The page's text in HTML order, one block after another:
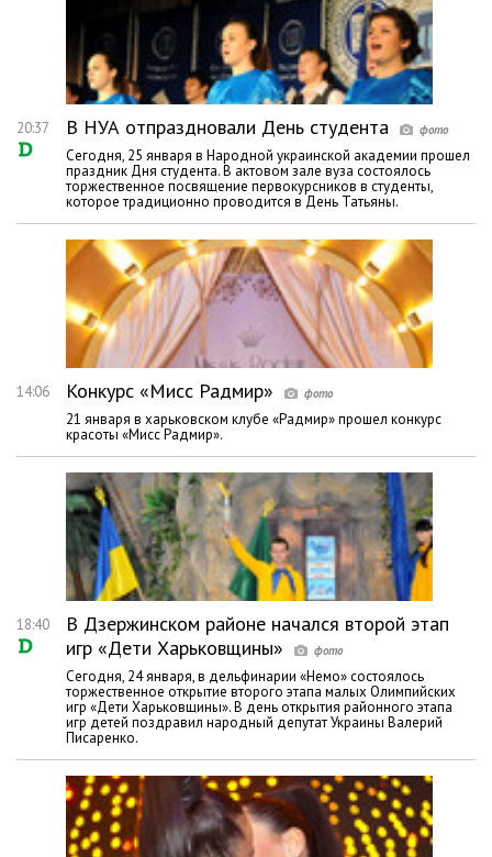
20:37 В НУА отпраздновали День студента
Сегодня, 25 января в Народной украинской академии прошел
праздник Дня студента. В актовом зале вуза состоялось
торжественное посвящение первокурсников в студенты,
которое традиционно проводится в День Татьяны.
14:06 Конкурс «Мисс Радмир»
21 января в харьковском клубе «Радмир» прошел конкурс
красоты «Мисс Радмир».
18:40
В Дзержинском районе начался второй этап
игр «Дети Харьковщины»
Сегодня, 24 января, в дельфинарии «Немо» состоялось
торжественное открытие второго этапа малых Олимпийских
игр «Дети Харьковщины». В день открытия районного этапа
игр детей поздравил народный депутат Украины Валерий
Писаренко.